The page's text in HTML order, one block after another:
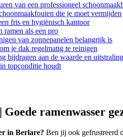
van een professioneel
die je moet vermijden
fris en hygiënisch kantoor
ramen als een pro
van zonnepanelen belangrijk is
je dak regelmatig te reinigen
bijdragen aan de waarde en
topconditie houdt
ramenwasser
in Berlare? Ben jij ook gefrustreerd